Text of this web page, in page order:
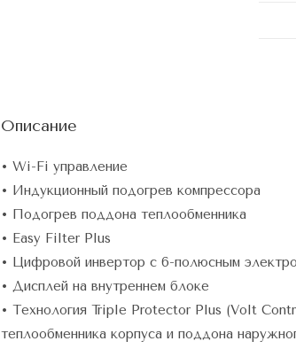
Описание
• Wi-Fi управлениe
• Индукционный подогрев компрессора
• Подогрев поддона теплообменника
• Easy Filter Plus
• Цифровой инвертор с 6-полюсным
• Дисплей на внутреннем блоке
• Технология Triple Protector Plus (Volt
теплообменника корпуса и поддона